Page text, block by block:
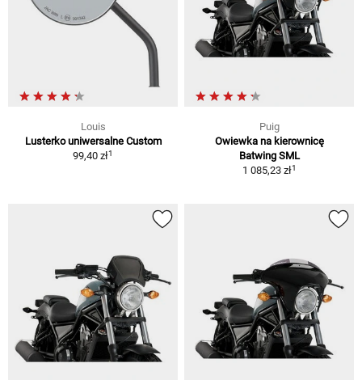
Louis
Lusterko uniwersalne Custom
99,40 zł1
Puig
Owiewka na kierownicę
Batwing SML
1 085,23 zł1